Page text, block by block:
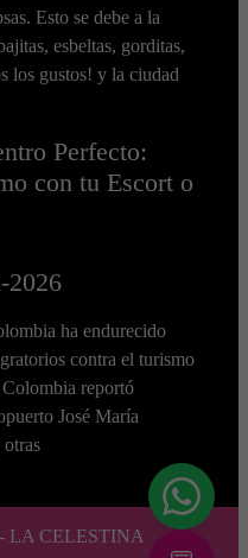
Esto se debe a la
esbeltas, gorditas,
los gustos! y la ciudad
Perfecto:
con tu Escort o
2026
ha endurecido
contra el turismo
reportó
José María
LA CELESTINA